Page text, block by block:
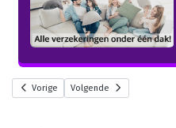
Vorige Volgende